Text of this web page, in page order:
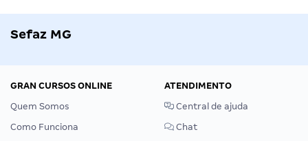
Sefaz MG
GRAN CURSOS ONLINE
Quem Somos
Como Funciona
ATENDIMENTO
Central de ajuda
Chat